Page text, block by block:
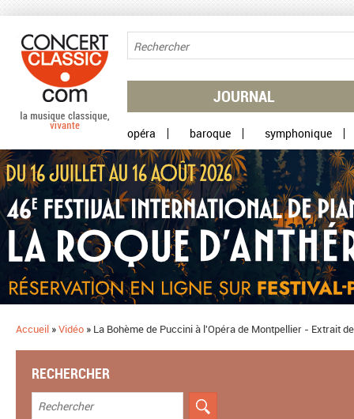
JOURNAL
opéra baroque symphonique
Accueil »Vidéo » La Bohème de Puccini à l'Opéra de Montpellier - Extrait
RECHERCHER